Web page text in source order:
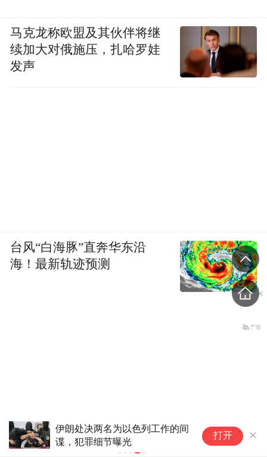
打开
马克龙称欧盟及其伙伴将继
续加大对俄施压，扎哈罗娃
发声
台风“白海豚”直奔华东沿
海！最新轨迹预测